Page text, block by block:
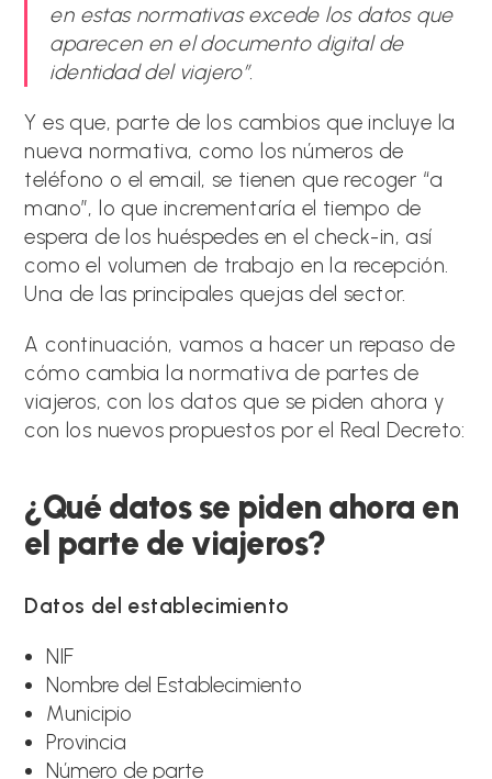
en estas normativas excede los datos que
aparecen en el documento digital de
identidad del viajero”.
Y es que, parte de los cambios que incluye la
nueva normativa, como los números de
teléfono o el email, se tienen que recoger “a
mano”, lo que incrementaría el tiempo de
espera de los huéspedes en el check-in, así
como el volumen de trabajo en la recepción.
Una de las principales quejas del sector.
A continuación, vamos a hacer un repaso de
cómo cambia la normativa de partes de
viajeros, con los datos que se piden ahora y
con los nuevos propuestos por el Real Decreto:
¿Qué datos se piden ahora en
el parte de viajeros?
Datos del establecimiento
NIF
Nombre del Establecimiento
Municipio
Provincia
Número de parte